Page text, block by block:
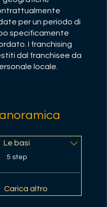
per un periodo di
specificamente
I franchising
dal franchisee da
locale.
Le basi
.
5 step
Carica altro